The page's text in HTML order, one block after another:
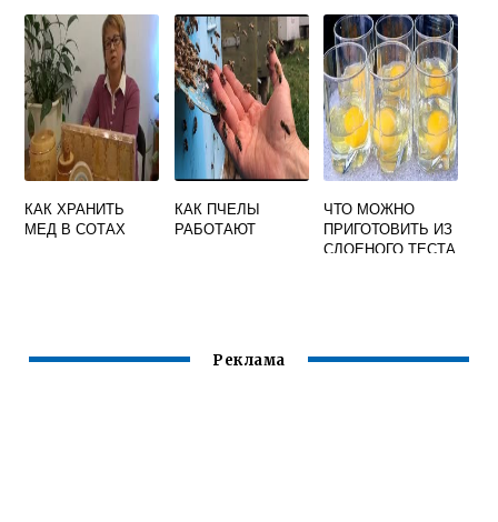
КАК ХРАНИТЬ
МЕД В СОТАХ
КАК ПЧЕЛЫ
РАБОТАЮТ
ЧТО МОЖНО
ПРИГОТОВИТЬ ИЗ
СЛОЕНОГО ТЕСТА
Реклама